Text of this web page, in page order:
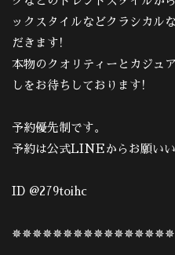
ックスタイルなどクラシカル
だきます!
本物のクオリティーとカジュ
しをお待ちしております!
予約優先制です。
予約は公式LINEからお願い
ID @279toihc